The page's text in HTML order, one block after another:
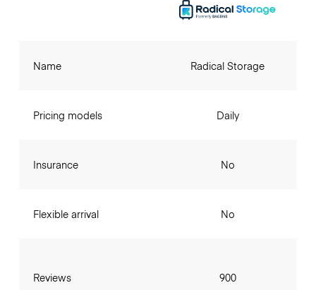
Name
Pricing models
Insurance
Flexible arrival
Reviews
Radical Storage
Daily
No
No
900